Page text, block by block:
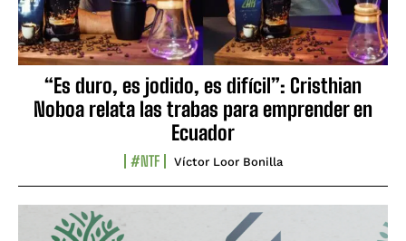
“Es duro, es jodido, es difícil”: Cristhian
Noboa relata las trabas para emprender en
Ecuador
#NTF Víctor Loor Bonilla